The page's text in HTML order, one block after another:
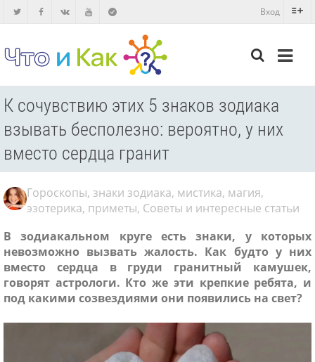
Вход
К сочувствию этих 5 знаков зодиака
взывать бесполезно: вероятно, у них
вместо сердца гранит
Гороскопы, знаки зодиака, мистика, магия,
эзотерика, приметы, Советы и интересные статьи
В зодиакальном круге есть знаки, у которых
невозможно вызвать жалость. Как будто у них
вместо сердца в груди гранитный камушек,
говорят астрологи. Кто же эти крепкие ребята, и
под какими созвездиями они появились на свет?